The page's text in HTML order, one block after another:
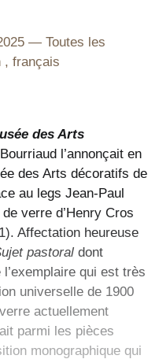
Toutes les
,français
des Arts
l’annonçait en
des Arts décoratifs de
au legs Jean-Paul
verre d’Henry Cros
Affectation heureuse
pastoral dont
qui est très
universelle de 1900
actuellement
parmi les pièces
monographique qui